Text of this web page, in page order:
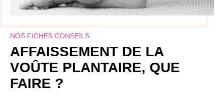
NOS FICHES CONSEILS
AFFAISSEMENT DE LA
VOÛTE PLANTAIRE, QUE
FAIRE ?